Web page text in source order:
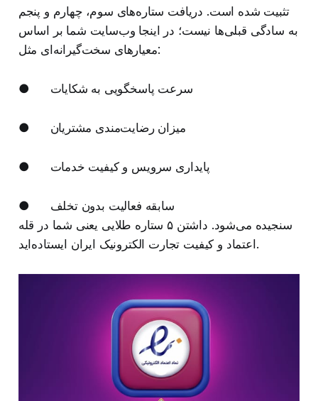
تثبیت شده است. دریافت ستاره‌های سوم، چهارم و پنجم
به سادگی قبلی‌ها نیست؛ در اینجا وب‌سایت شما بر اساس
معیارهای سخت‌گیرانه‌ای مثل:
● سرعت پاسخگویی به شکایات
● میزان رضایت‌مندی مشتریان
● پایداری سرویس و کیفیت خدمات
● سابقه فعالیت بدون تخلف
سنجیده می‌شود. داشتن ۵ ستاره طلایی یعنی شما در قله
اعتماد و کیفیت تجارت الکترونیک ایران ایستاده‌اید.